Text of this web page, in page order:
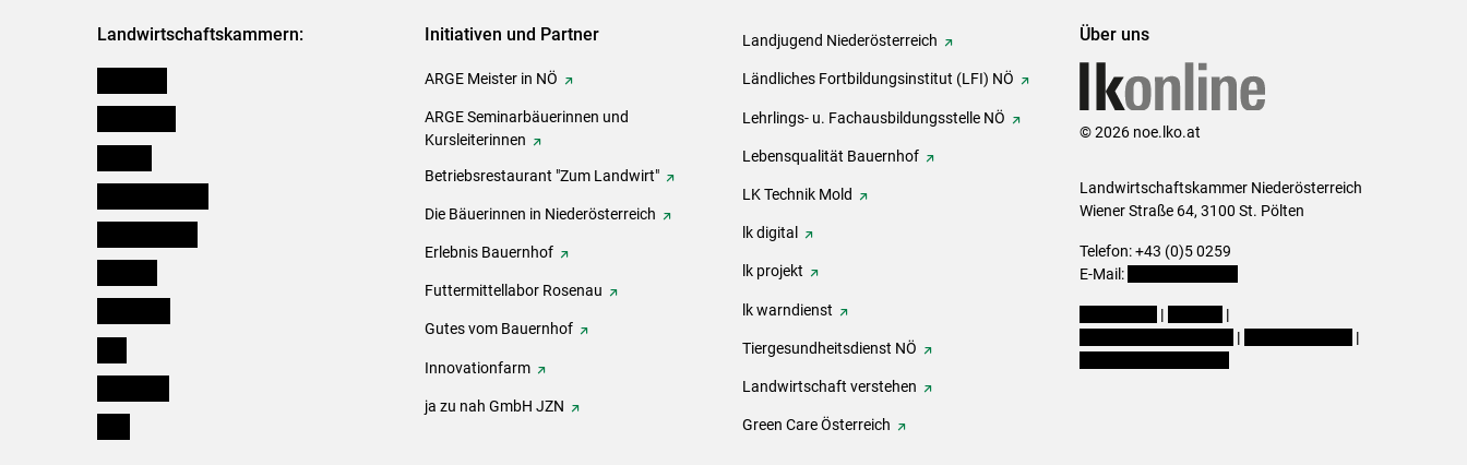
Landwirtschaftskammern: Initiativen und Partner
ARGE Meister in NÖ
ARGE Seminarbäuerinnen und
Kursleiterinnen
Betriebsrestaurant "Zum Landwirt"
Die Bäuerinnen in Niederösterreich
Erlebnis Bauernhof
Futtermittellabor Rosenau
Gutes vom Bauernhof
Innovationfarm
ja zu nah GmbH JZN
Landjugend Niederösterreich
Ländliches Fortbildungsinstitut (LFI) NÖ
Lehrlings- u. Fachausbildungsstelle NÖ
Lebensqualität Bauernhof
LK Technik Mold
lk digital
lk projekt
lk warndienst
Tiergesundheitsdienst NÖ
Landwirtschaft verstehen
Green Care Österreich
Über uns
© 2026 noe.lko.at
Landwirtschaftskammer Niederösterreich
Wiener Straße 64, 3100 St. Pölten
Telefon: +43 (0)5 0259
E-Mail:
|
|
|
|